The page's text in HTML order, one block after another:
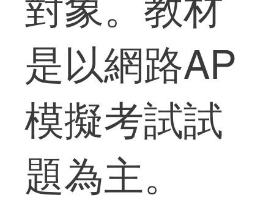
是以網路AP
模擬考試試
題為主。